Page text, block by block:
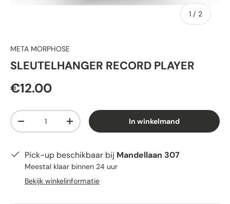
1 / van
2
META MORPHOSE
SLEUTELHANGER RECORD PLAYER
€12.00
Aantal
-
+ In winkelmand
Pick-up beschikbaar bij Mandellaan 307
Meestal klaar binnen 24 uur
Bekijk winkelinformatie